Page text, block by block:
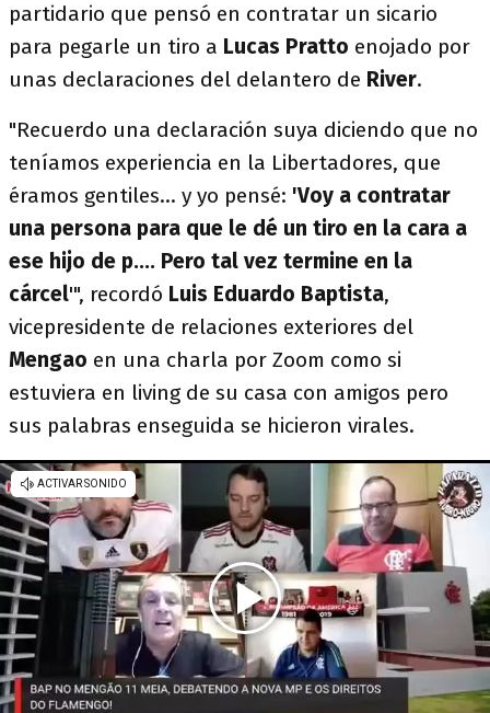
partidario que pensó en contratar un sicario
para pegarle un tiro a Lucas Pratto enojado por
unas declaraciones del delantero de River.
"Recuerdo una declaración suya diciendo que no
teníamos experiencia en la Libertadores, que
éramos gentiles... y yo pensé: 'Voy a contratar
una persona para que le dé un tiro en la cara a
ese hijo de p.... Pero tal vez termine en la
cárcel'", recordó Luis Eduardo Baptista,
vicepresidente de relaciones exteriores del
Mengao en una charla por Zoom como si
estuviera en living de su casa con amigos pero
sus palabras enseguida se hicieron virales.